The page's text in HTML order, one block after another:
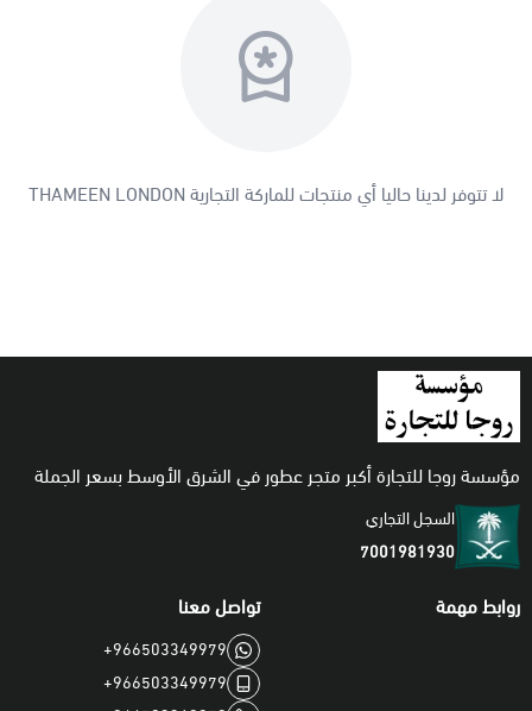
لا تتوفر لدينا حاليا أي منتجات للماركة التجاريةTHAMEEN LONDON
مؤسسة روجا للتجارة أكبر متجر عطور في الشرق الأوسط بسعر الجملة
السجل التجاري
7001981930
روابط مهمة تواصل معنا
+966503349979
+966503349979